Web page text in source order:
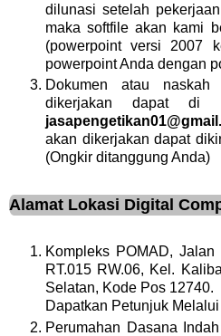
dilunasi setelah
maka softfile akan kami
(powerpoint versi 2007
powerpoint Anda dengan
Dokumen atau
dikerjakan dapat di
akan dikerjakan dapat
(Ongkir ditanggung Anda)
Alamat Lokasi Digital
Kompleks POMAD,
RT.015 RW.06, Kel.
Selatan, Kode Pos 12740.
Dapatkan Petunjuk Melalui
Perumahan Dasana